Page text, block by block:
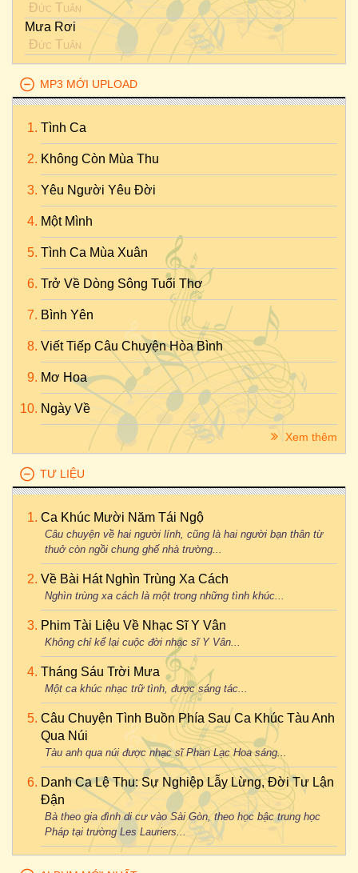
Đức Tuấn
Mưa Rơi
Đức Tuấn
MP3 MỚI UPLOAD
Tình Ca
Không Còn Mùa Thu
Yêu Người Yêu Đời
Một Mình
Tình Ca Mùa Xuân
Trở Về Dòng Sông Tuổi Thơ
Bình Yên
Viết Tiếp Câu Chuyện Hòa Bình
Mơ Hoa
Ngày Về
Xem thêm
TƯ LIỆU
Ca Khúc Mười Năm Tái Ngộ
Câu chuyện về hai người lính, cũng là hai người bạn thân từ
thuở còn ngồi chung ghế nhà trường...
Về Bài Hát Nghìn Trùng Xa Cách
Nghìn trùng xa cách là một trong những tình khúc...
Phim Tài Liệu Về Nhạc Sĩ Y Vân
Không chỉ kể lại cuộc đời nhạc sĩ Y Vân...
Tháng Sáu Trời Mưa
Một ca khúc nhạc trữ tình, được sáng tác...
Câu Chuyện Tình Buồn Phía Sau Ca Khúc Tàu Anh
Qua Núi
Tàu anh qua núi được nhạc sĩ Phan Lạc Hoa sáng...
Danh Ca Lệ Thu: Sự Nghiệp Lẫy Lừng, Đời Tư Lận
Đận
Bà theo gia đình di cư vào Sài Gòn, theo học bậc trung học
Pháp tại trường Les Lauriers...